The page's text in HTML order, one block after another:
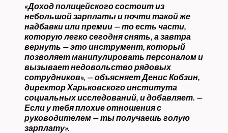
«Доход полицейского состоит из
небольшой зарплаты и почти такой же
надбавки или премии — то есть части,
которую легко сегодня снять, а завтра
вернуть — это инструмент, который
позволяет манипулировать персоналом и
вызывает недовольство рядовых
сотрудников», — объясняет Денис Кобзин,
директор Харьковского института
социальных исследований, и добавляет. —
Если у тебя плохие отношения с
руководителем — ты получаешь голую
зарплату».